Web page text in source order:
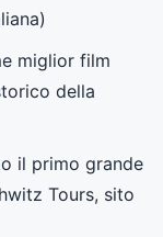
miglior film
della
il primo grande
Tours, sito